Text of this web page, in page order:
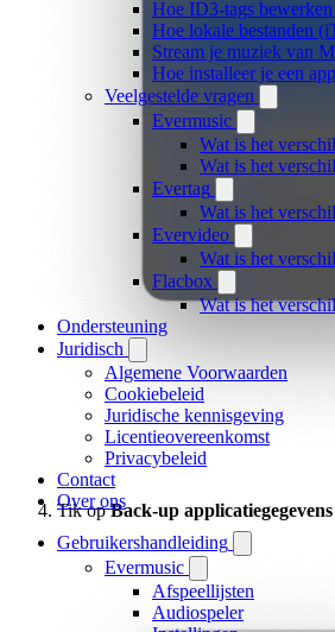
Hoe ID3-tags
Hoe lokale bestanden
Stream je muziek van
Hoe installeer je een
Veelgestelde vragen
Evermusic
Wat is het
Wat is het
Evertag
Wat is het
Evervideo
Wat is het
Flacbox
Wat is het
Ondersteuning
Juridisch
Algemene Voorwaarden
Cookiebeleid
Juridische kennisgeving
Licentieovereenkomst
Privacybeleid
Contact
Over ons
Gebruikershandleiding
Evermusic
Afspeellijsten
Audiospeler
Tik opBack-up applicatiegegevens